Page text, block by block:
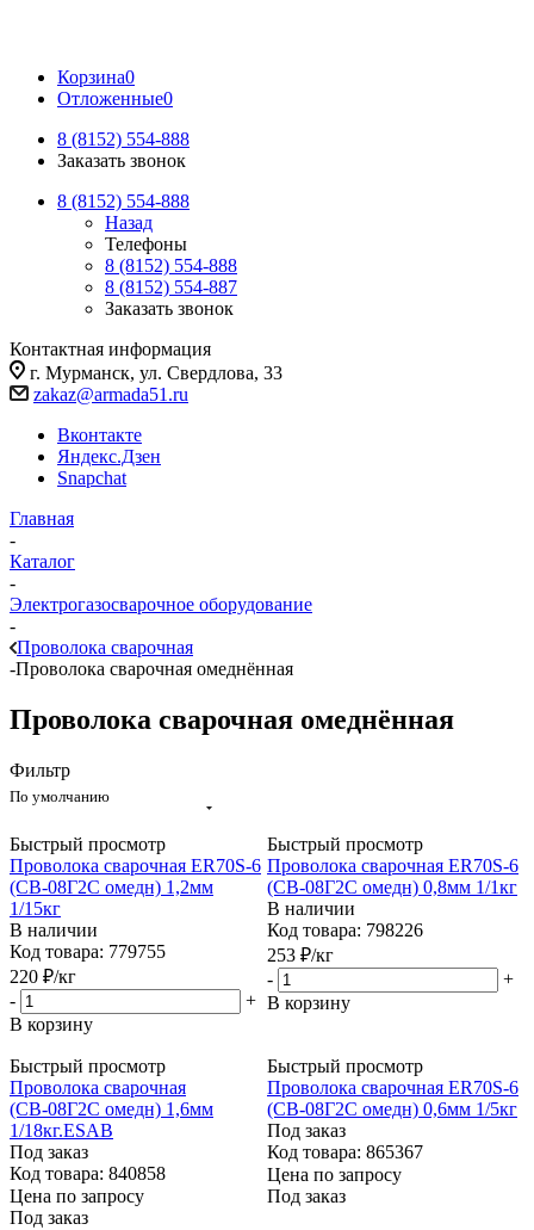
Корзина0
Отложенные0
8 (8152) 554-888
Заказать звонок
8 (8152) 554-888
Назад
Телефоны
8 (8152) 554-888
8 (8152) 554-887
Заказать звонок
Контактная информация
г. Мурманск, ул. Свердлова, 33
zakaz@armada51.ru
Вконтакте
Яндекс.Дзен
Snapchat
Главная
-
Каталог
-
Электрогазосварочное оборудование
-
Проволока сварочная
-Проволока сварочная омеднённая
Проволока сварочная омеднённая
Фильтр
По умолчанию
Быстрый просмотр
Проволока сварочная ER70S-6
(СВ-08Г2С омедн) 1,2мм
1/15кг
В наличии
Код товара: 779755
220 ₽/кг
-
+
В корзину
Быстрый просмотр
Проволока сварочная ER70S-6
(СВ-08Г2С омедн) 0,8мм 1/1кг
В наличии
Код товара: 798226
253 ₽/кг
-
+
В корзину
Быстрый просмотр
Проволока сварочная
(СВ-08Г2С омедн) 1,6мм
1/18кг.ESAB
Под заказ
Код товара: 840858
Цена по запросу
Под заказ
Быстрый просмотр
Проволока сварочная ER70S-6
(СВ-08Г2С омедн) 0,6мм 1/5кг
Под заказ
Код товара: 865367
Цена по запросу
Под заказ